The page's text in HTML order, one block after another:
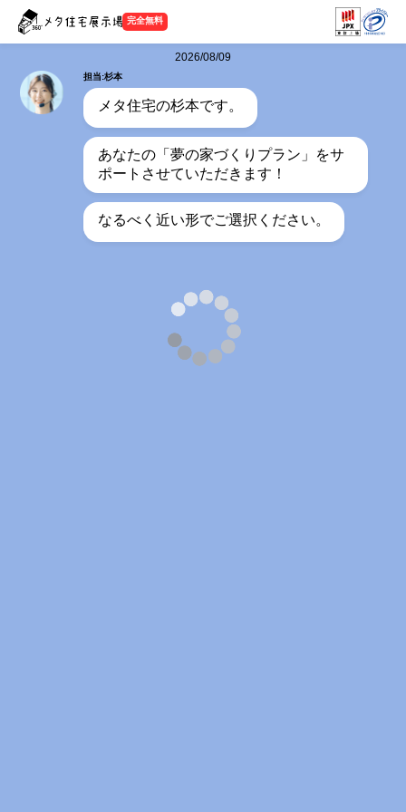
完全無料
2026/08/09
担当:杉本
メタ住宅の杉本です。
あなたの「夢の家づくりプラン」をサ
ポートさせていただきます！
なるべく近い形でご選択ください。